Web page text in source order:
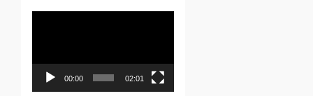
vídeo
00:00 02:01